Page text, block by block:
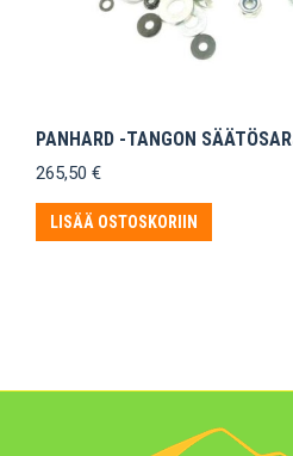
PANHARD -TANGON
265,50 €
LISÄÄ OSTOSKORIIN